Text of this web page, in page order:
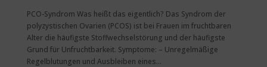
PCO-Syndrom Was heißt das eigentlich? Das Syndrom der
polyzystischen Ovarien (PCOS) ist bei Frauen im fruchtbaren
Alter die häufigste Stoffwechselstörung und der häufigste
Grund für Unfruchtbarkeit. Symptome: – Unregelmäßige
Regelblutungen und Ausbleiben eines...